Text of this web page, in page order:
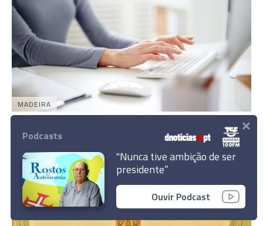
MADEIRA
Secretaria publica Portaria de Condições de
Trabalho para os Trabalhadores
Administrativos
30 Mar 15:58
Podcasts
"Nunca tive ambição de ser
presidente”
Ouvir Podcast
×